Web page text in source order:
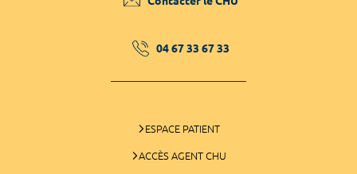
04 67 33 67 33
ESPACE PATIENT
ACCÈS AGENT CHU